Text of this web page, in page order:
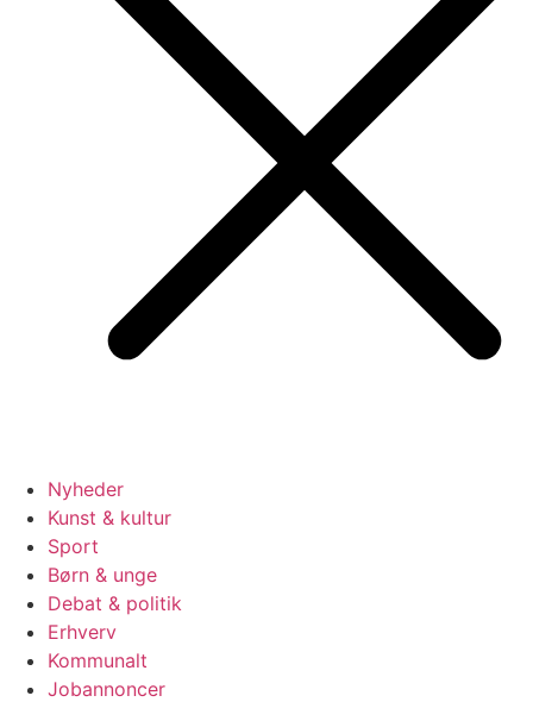
Nyheder
Kunst & kultur
Sport
Børn & unge
Debat & politik
Erhverv
Kommunalt
Jobannoncer